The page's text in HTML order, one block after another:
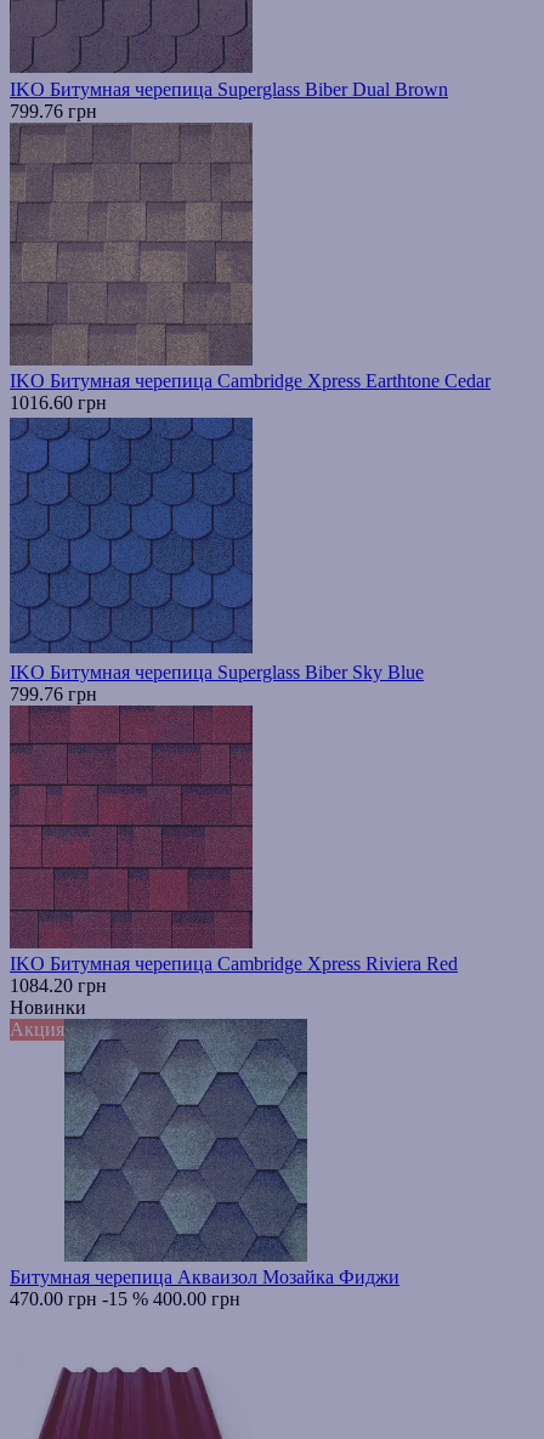
IKO Битумная черепица Superglass Biber Dual Brown
799.76 грн
IKO Битумная черепица Cambridge Xpress Earthtone Cedar
1016.60 грн
IKO Битумная черепица Superglass Biber Sky Blue
799.76 грн
IKO Битумная черепица Cambridge Xpress Riviera Red
1084.20 грн
Новинки
Акция
Битумная черепица Акваизол Мозайка Фиджи
470.00 грн -15 % 400.00 грн